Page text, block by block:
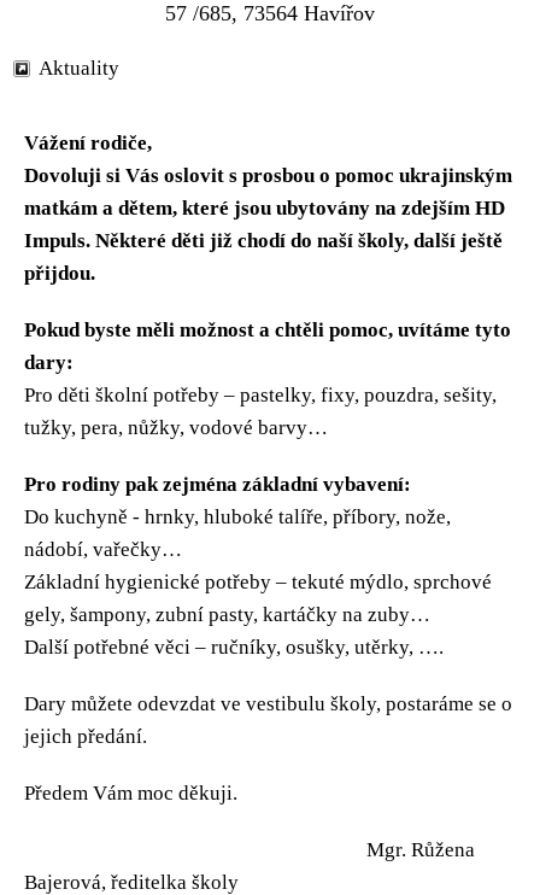
57 /685, 73564 Havířov
Aktuality
Vážení rodiče,
Dovoluji si Vás oslovit s prosbou o pomoc ukrajinským
matkám a dětem, které jsou ubytovány na zdejším HD
Impuls. Některé děti již chodí do naší školy, další ještě
přijdou.
Pokud byste měli možnost a chtěli pomoc, uvítáme tyto
dary:
Pro děti školní potřeby – pastelky, fixy, pouzdra, sešity,
tužky, pera, nůžky, vodové barvy…
Pro rodiny pak zejména základní vybavení:
Do kuchyně - hrnky, hluboké talíře, příbory, nože,
nádobí, vařečky…
Základní hygienické potřeby – tekuté mýdlo, sprchové
gely, šampony, zubní pasty, kartáčky na zuby…
Další potřebné věci – ručníky, osušky, utěrky, ….
Dary můžete odevzdat ve vestibulu školy, postaráme se o
jejich předání.
Předem Vám moc děkuji.
Mgr. Růžena
Bajerová, ředitelka školy